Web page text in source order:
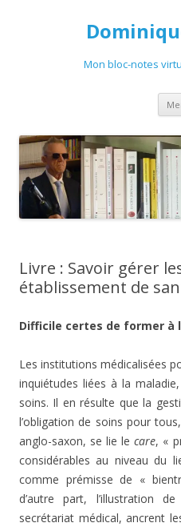
Mon bloc-notes
Livre : Savoir gérer
établissement de
Difficile certes de former à
Les institutions médicalisées
inquiétudes liées à la
soins. Il en résulte que la
l’obligation de soins pour
anglo-saxon, se lie lecare, «
considérables au niveau du
comme prémisse de «
d’autre part, l’illustration
secrétariat médical, ancrent